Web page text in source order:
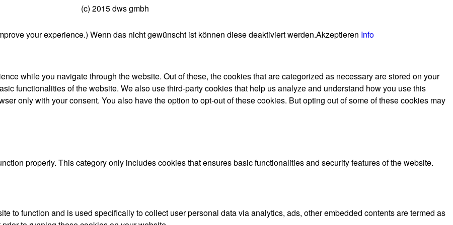
(c) 2015 dws gmbh
your experience.) Wenn das nicht gewünscht ist können diese deaktiviert werden.Akzeptieren Info
while you navigate through the website. Out of these, the cookies that are categorized as necessary are stored on your
functionalities of the website. We also use third-party cookies that help us analyze and understand how you use this
only with your consent. You also have the option to opt-out of these cookies. But opting out of some of these cookies may
properly. This category only includes cookies that ensures basic functionalities and security features of the website.
to function and is used specifically to collect user personal data via analytics, ads, other embedded contents are termed as